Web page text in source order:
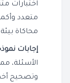
اختبارات
متعدد
محاكاة بيئة
إجابات
الأسئلة،
وتصحيح